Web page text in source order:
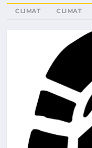
CLIMAT CLIMAT